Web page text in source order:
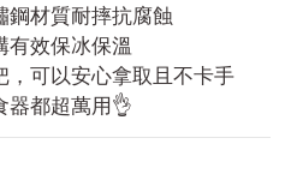
鋼材質耐摔抗腐蝕
有效保冰保溫
，可以安心拿取且不卡手
器都超萬用👌